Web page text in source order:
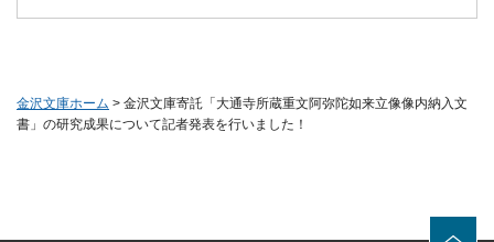
金沢文庫ホーム > 金沢文庫寄託「大通寺所蔵重文阿弥陀如来立像像内納入文
書」の研究成果について記者発表を行いました！